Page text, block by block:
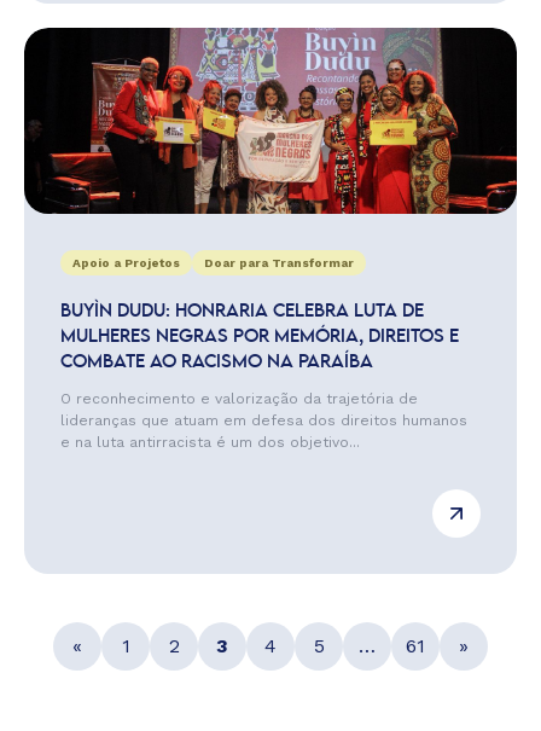
Apoio a Projetos Doar para Transformar
BUYÌN DUDU: HONRARIA CELEBRA LUTA DE
MULHERES NEGRAS POR MEMÓRIA, DIREITOS E
COMBATE AO RACISMO NA PARAÍBA
O reconhecimento e valorização da trajetória de
lideranças que atuam em defesa dos direitos humanos
e na luta antirracista é um dos objetivo...
« 1 2 3 4 5 … 61 »